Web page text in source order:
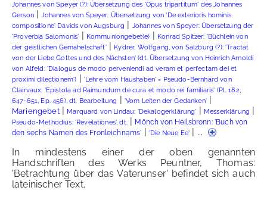
Johannes von Speyer (?): Übersetzung des 'Opus tripartitum' des Johannes
Gerson|Johannes von Speyer: Übersetzung von 'De exterioris hominis
compositione' Davids von Augsburg | Johannes von Speyer: Übersetzung der
'Proverbia Salomonis' | Kommuniongebet(e) | Konrad Spitzer: 'Büchlein von
der geistlichen Gemahelschaft'| Kydrer, Wolfgang, von Salzburg (?): 'Tractat
von der Liebe Gottes und des Nächsten' (dt. Übersetzung von Heinrich Arnoldi
von Alfeld: 'Dialogus de modo perveniendi ad veram et perfectam dei et
proximi dilectionem') | 'Lehre vom Haushaben' = Pseudo-Bernhard von
Clairvaux: 'Epistola ad Raimundum de cura et modo rei familiaris' (PL 182,
647-651, Ep. 456), dt. Bearbeitung | 'Vom Leiten der Gedanken'|
Mariengebet| Marquard von Lindau: 'Dekalogerklärung' | Messerklärung |
Pseudo-Methodius: 'Revelationes', dt.| Mönch von Heilsbronn: 'Buch von
den sechs Namen des Fronleichnams' | 'Die Neue Ee' | ...
In mindestens einer der oben genannten
Handschriften des Werks Peuntner, Thomas:
'Betrachtung über das Vaterunser' befindet sich auch
lateinischer Text.